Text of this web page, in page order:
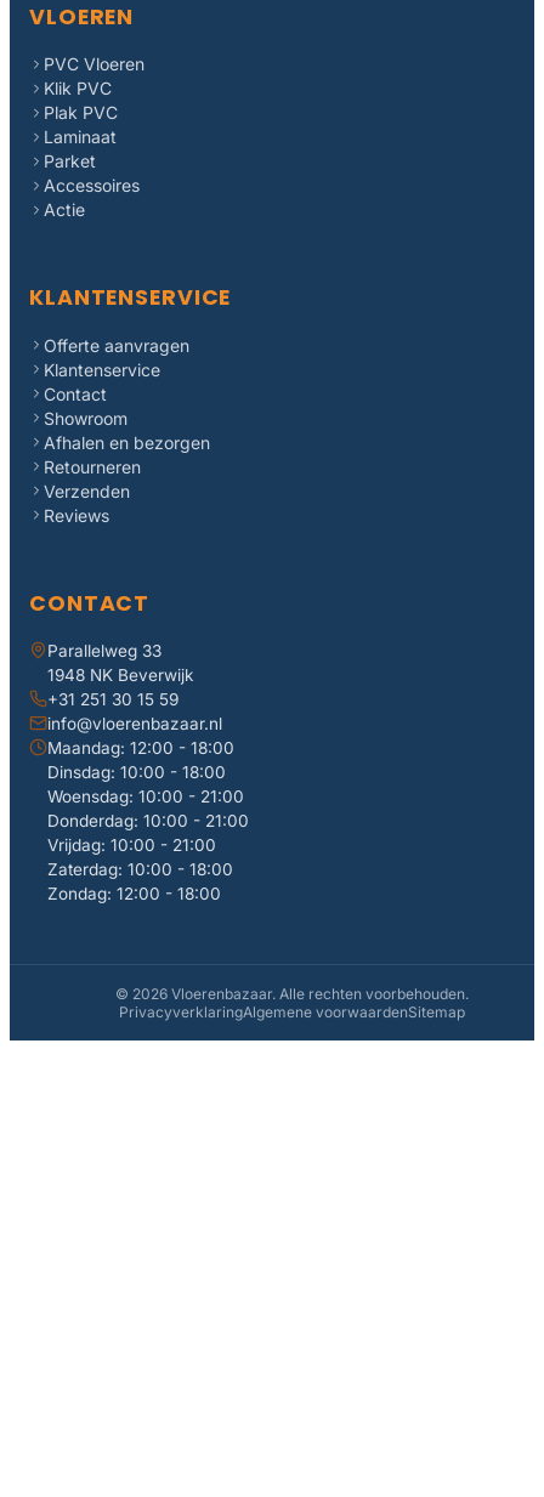
VLOEREN
PVC Vloeren
Klik PVC
Plak PVC
Laminaat
Parket
Accessoires
Actie
KLANTENSERVICE
Offerte aanvragen
Klantenservice
Contact
Showroom
Afhalen en bezorgen
Retourneren
Verzenden
Reviews
CONTACT
Parallelweg 33
1948 NK Beverwijk
+31 251 30 15 59
info@vloerenbazaar.nl
Maandag: 12:00 - 18:00
Dinsdag: 10:00 - 18:00
Woensdag: 10:00 - 21:00
Donderdag: 10:00 - 21:00
Vrijdag: 10:00 - 21:00
Zaterdag: 10:00 - 18:00
Zondag: 12:00 - 18:00
© 2026 Vloerenbazaar. Alle rechten voorbehouden.
PrivacyverklaringAlgemene voorwaardenSitemap